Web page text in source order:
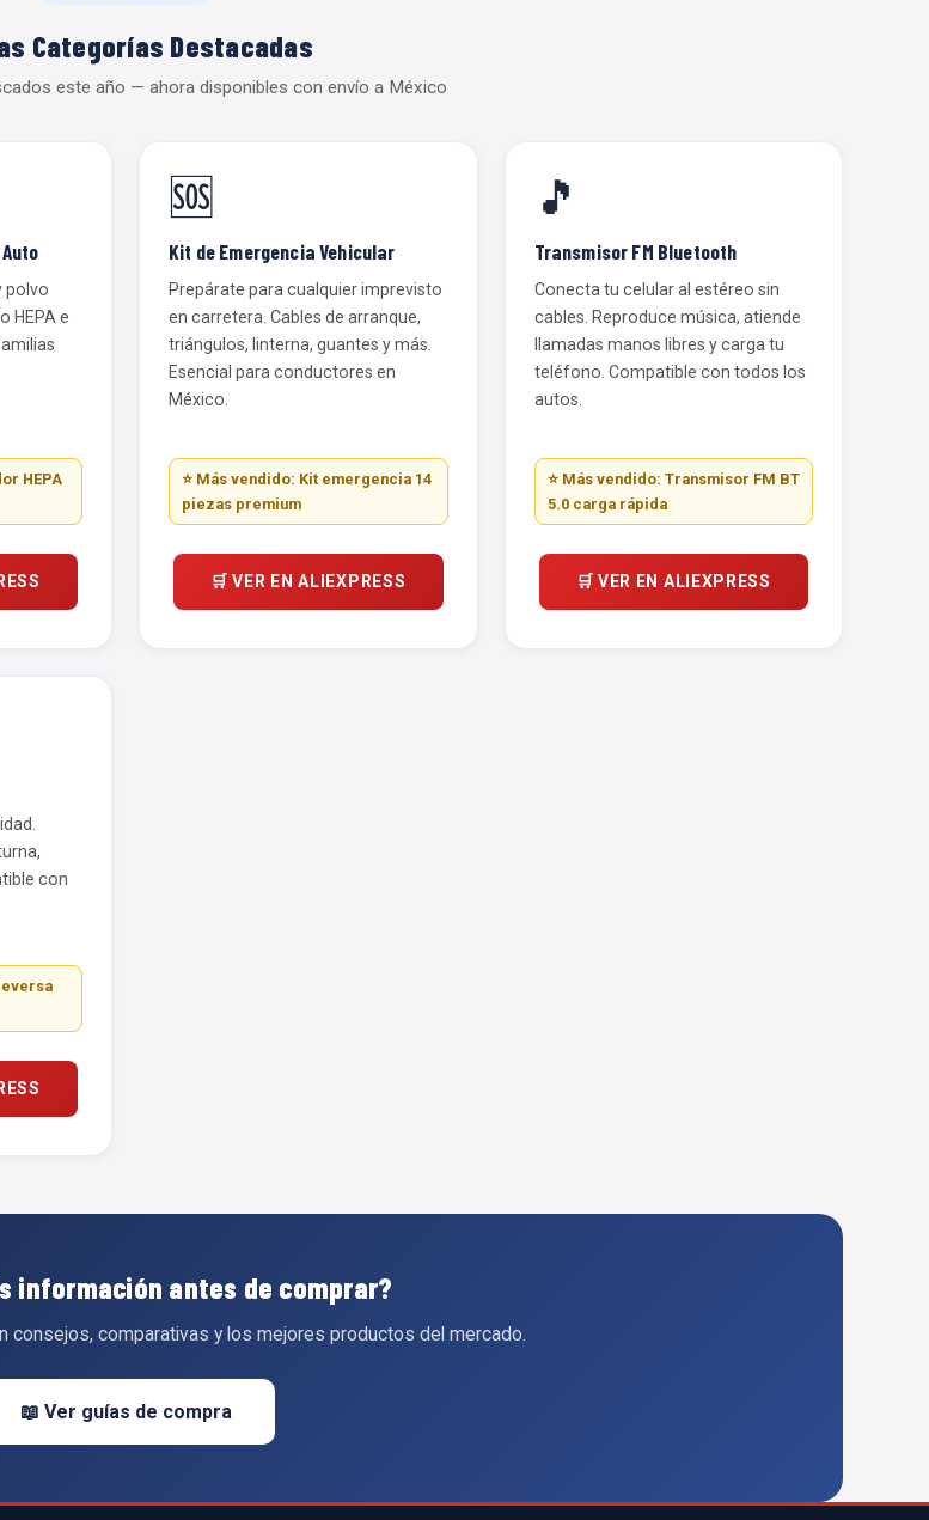
Categorías Destacadas
este año — ahora disponibles con envío a México
polvo
HEPA e
HEPA
🆘
Kit de Emergencia Vehicular
Prepárate para cualquier imprevisto
en carretera. Cables de arranque,
triángulos, linterna, guantes y más.
Esencial para conductores en
México.
⭐ Más vendido: Kit emergencia 14
piezas premium
🛒 VER EN ALIEXPRESS
🎵
Transmisor FM Bluetooth
Conecta tu celular al estéreo sin
cables. Reproduce música, atiende
llamadas manos libres y carga tu
teléfono. Compatible con todos los
autos.
⭐ Más vendido: Transmisor FM BT
5.0 carga rápida
🛒 VER EN ALIEXPRESS
con
información antes de comprar?
consejos, comparativas y los mejores productos del mercado.
📖 Ver guías de compra